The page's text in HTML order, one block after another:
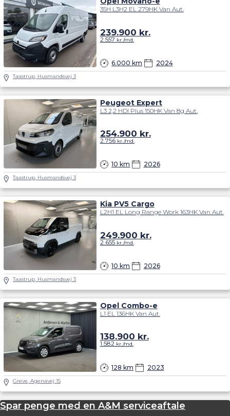
35H L3H2 EL 279HK Van Aut.
6.000 km 2024
239.900 kr.
2.557 kr./md.
Taastrup, Husmandsvej 3
Peugeot Expert
L3 2,2 HDI Plus 150HK Van 8g Aut.
10 km 2026
254.900 kr.
2.756kr./md.
Taastrup, Husmandsvej 3
Kia PV5 Cargo
L2H1 EL Long Range Work 163HK Van Aut.
10 km 2026
249.900 kr.
2.655kr./md.
Taastrup, Husmandsvej 3
Opel Combo-e
L1 EL 136HK Van Aut.
128 km 2023
138.900 kr.
1.582kr./md.
Greve, Agenavej 15
Spar penge med en A&M serviceaftale